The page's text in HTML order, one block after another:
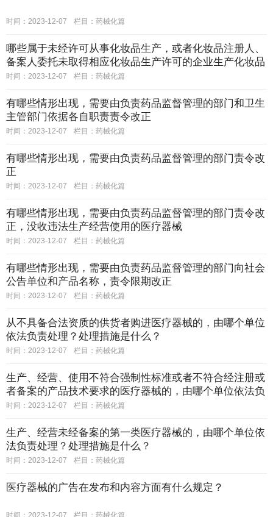
时间：2023-12-07 栏目： 药械化篇
哪些属于未经许可从事化妆品生产，或者化妆品注册人、
备案人委托未取得相应化妆品生产许可的企业生产化妆品
的情况?
时间：2023-12-07 栏目： 药械化篇
有哪些情形出现，需要由负责药品监督管理的部门和卫生
主管部门依据各自职责责令改正
时间：2023-12-07 栏目： 药械化篇
有哪些情形出现，需要由负责药品监督管理的部门责令改
正
时间：2023-12-07 栏目： 药械化篇
有哪些情形出现，需要由负责药品监督管理的部门责令改
正，没收违法生产经营使用的医疗器械
时间：2023-12-07 栏目： 药械化篇
有哪些情形出现，需要由负责药品监督管理的部门向社会
公告单位和产品名称，责令限期改正
时间：2023-12-07 栏目： 药械化篇
从不具备合法资质的供货者购进医疗器械的，由哪个单位
依法负责处理？处理措施是什么？
时间：2023-12-07 栏目： 药械化篇
生产、经营、使用不符合强制性标准或者不符合经注册或
者备案的产品技术要求的医疗器械的，由哪个单位依法负
责处理？处理措施是什么？
时间：2023-12-07 栏目： 药械化篇
生产、经营未经备案的第一类医疗器械的，由哪个单位依
法负责处理？处理措施是什么？
时间：2023-12-07 栏目： 药械化篇
医疗器械的广告在发布和内容方面有什么规定？
时间：2023-12-07 栏目： 药械化篇